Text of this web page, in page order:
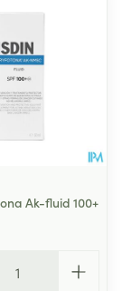
Ak-fluid 100+